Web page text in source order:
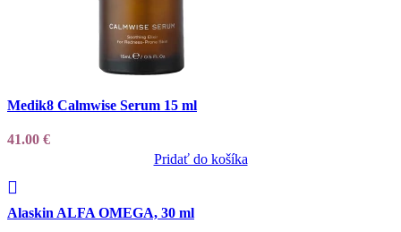
Medik8 Calmwise Serum 15 ml
41.00 €
Pridať do košíka
Add to wishlist
Alaskin ALFA OMEGA, 30 ml